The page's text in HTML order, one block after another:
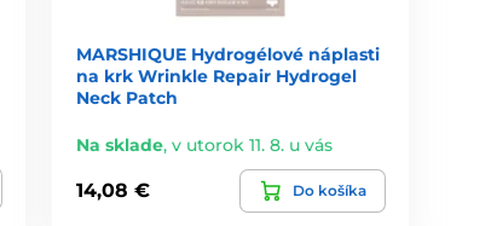
MARSHIQUE Hydrogélové náplasti
na krk Wrinkle Repair Hydrogel
Neck Patch
Na sklade,v utorok 11. 8. u vás
14,08 € Do košíka